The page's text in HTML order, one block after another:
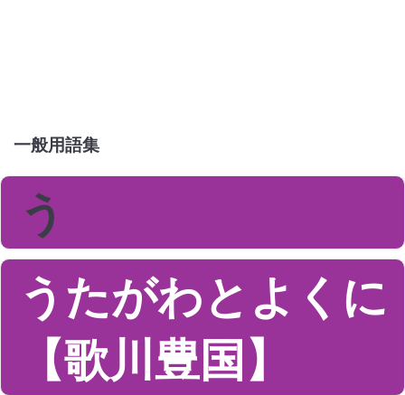
一般用語集
う
うたがわとよくに
【歌川豊国】